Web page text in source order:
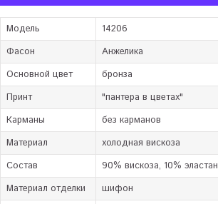
Модель
14206
Фасон
Анжелика
Основной цвет
бронза
Принт
"пантера в цветах"
Карманы
без карманов
Материал
холодная вискоза
Состав
90% вискоза, 10% эластан
Материал отделки
шифон